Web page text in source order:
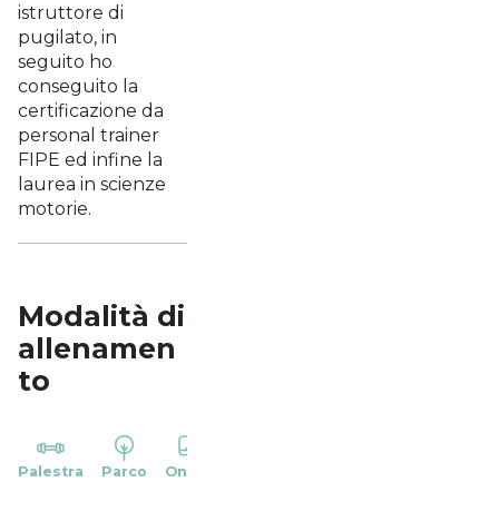
istruttore di
pugilato, in
seguito ho
conseguito la
certificazione da
personal trainer
FIPE ed infine la
laurea in scienze
motorie.
Modalità di
allenamen
to
Palestra Parco Online